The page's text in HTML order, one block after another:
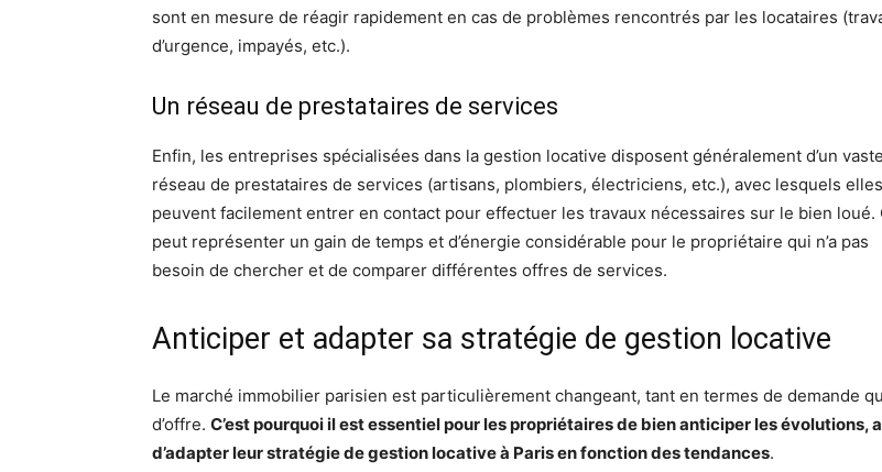
sont en mesure de réagir rapidement en cas de problèmes rencontrés par les locataires
d’urgence, impayés, etc.).
Un réseau de prestataires de services
Enfin, les entreprises spécialisées dans la gestion locative disposent généralement d’un vaste
réseau de prestataires de services (artisans, plombiers, électriciens, etc.), avec lesquels elles
peuvent facilement entrer en contact pour effectuer les travaux nécessaires sur le bien loué.
peut représenter un gain de temps et d’énergie considérable pour le propriétaire qui n’a pas
besoin de chercher et de comparer différentes offres de services.
Anticiper et adapter sa stratégie de gestion locative
Le marché immobilier parisien est particulièrement changeant, tant en termes de demande
d’offre. C’est pourquoi il est essentiel pour les propriétaires de bien anticiper les évolutions,
d’adapter leur stratégie de gestion locative à Paris en fonction des tendances.